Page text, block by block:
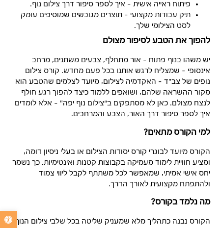
פתח סרגל
פיתוח ראייה אישית – איך לספר סיפור דרך צילום נוף.
תיק עבודות מקצועי – תוצרים מגובשים שמוסיפים עומק
לסט הצילומי שלך.
להפוך את הטבע לסיפור מצולם
יש משהו בנוף פתוח – אור מתחלף, צבעים משתנים, מרחב
אינסופי – שמצליח לרגש אותנו בכל פעם מחדש. קורס צילום
נופים של צב"ד – האקדמיה לצילום, מיועד לצלמים שהטבע הוא
מקור ההשראה שלהם, ושואפים ללמוד כיצד להפוך רגע חולף
לנצח מצולם. כאן לא מסתפקים ב“צילום נוף יפה” – אלא לומדים
איך לספר סיפור דרך האור, הצבע והמרחבים.
למי הקורס מתאים?
הקורס מיועד לבוגרי קורס יסודות הצילום או בעלי ניסיון דומה,
ומציע חוויית לימוד מעמיקה בקבוצות קטנות ואינטימיות. כך נשמר
יחס אישי אמיתי, שמאפשר לכל משתתף לקבל ליווי צמוד
ולהתפתח מקצועית לאורך הדרך.
מה נלמד בקורס?
הקורס נבנה כתהליך מלא שמעניק שליטה בכל שלבי צילום הנוף: